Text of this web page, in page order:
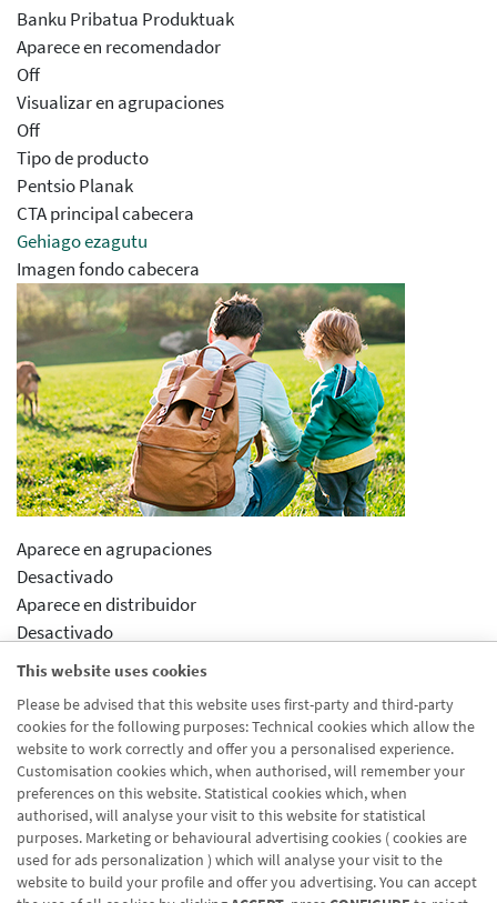
This website uses cookies
Please be advised that this website uses first-party and third-party
cookies for the following purposes: Technical cookies which allow the
website to work correctly and offer you a personalised experience.
Customisation cookies which, when authorised, will remember your
preferences on this website. Statistical cookies which, when
authorised, will analyse your visit to this website for statistical
purposes. Marketing or behavioural advertising cookies ( cookies are
used for ads personalization ) which will analyse your visit to the
website to build your profile and offer you advertising. You can accept
Banku Pribatua Produktuak
Aparece en recomendador
Off
Visualizar en agrupaciones
Off
Tipo de producto
Pentsio Planak
CTA principal cabecera
Gehiago ezagutu
Imagen fondo cabecera
Aparece en agrupaciones
Desactivado
Aparece en distribuidor
Desactivado
Activar previsualizcion
Módulos drupal
Banka pertsonala